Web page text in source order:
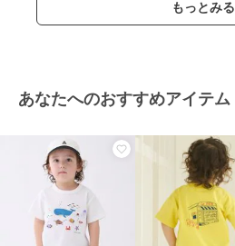
もっとみる
あなたへのおすすめアイテム